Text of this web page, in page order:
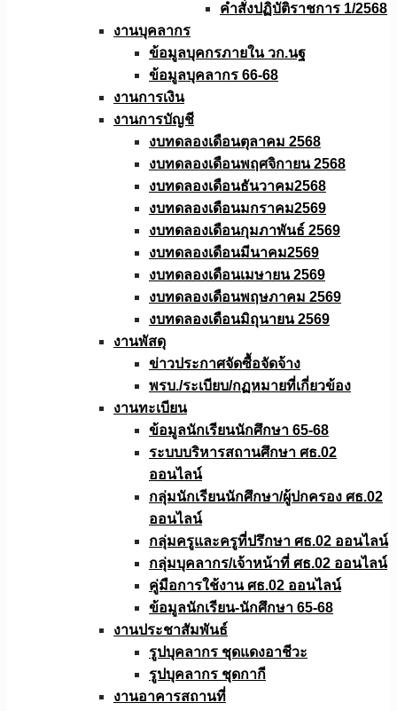
คำสั่งปฏิบัติราชการ 1/2568
งานบุคลากร
ข้อมูลบุคกรภายใน วก.นฐ
ข้อมูลบุคลากร 66-68
งานการเงิน
งานการบัญชี
งบทดลองเดือนตุลาคม 2568
งบทดลองเดือนพฤศจิกายน 2568
งบทดลองเดือนธันวาคม2568
งบทดลองเดือนมกราคม2569
งบทดลองเดือนกุมภาพันธ์ 2569
งบทดลองเดือนมีนาคม2569
งบทดลองเดือนเมษายน 2569
งบทดลองเดือนพฤษภาคม 2569
งบทดลองเดือนมิถุนายน 2569
งานพัสดุ
ข่าวประกาศจัดซื้อจัดจ้าง
พรบ./ระเบียบ/กฏหมายที่เกี่ยวข้อง
งานทะเบียน
ข้อมูลนักเรียนนักศึกษา 65-68
ระบบบริหารสถานศึกษา ศธ.02
ออนไลน์
กลุ่มนักเรียนนักศึกษา/ผู้ปกครอง ศธ.02
ออนไลน์
กลุ่มครูและครูที่ปรึกษา ศธ.02 ออนไลน์
กลุ่มบุคลากร/เจ้าหน้าที่ ศธ.02 ออนไลน์
คู่มือการใช้งาน ศธ.02 ออนไลน์
ข้อมูลนักเรียน-นักศึกษา 65-68
งานประชาสัมพันธ์
รูปบุคลากร ชุดแดงอาชีวะ
รูปบุคลากร ชุดกากี
งานอาคารสถานที่